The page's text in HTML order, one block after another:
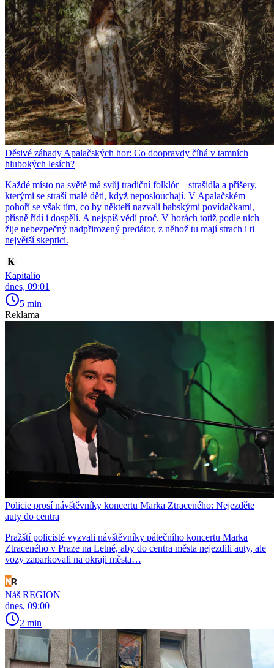
Děsivé záhady Apalačských hor: Co doopravdy číhá v tamních
hlubokých lesích?
Každé místo na světě má svůj tradiční folklór – strašidla a příšery,
kterými se straší malé děti, když neposlouchají. V Apalačském
pohoří se však tím, co by někteří nazvali babskými povídačkami,
přísně řídí i dospělí. A nejspíš vědí proč. V horách totiž podle nich
žije nebezpečný nadpřirozený predátor, z něhož tu mají strach i ti
největší skeptici.
Kapitalio
dnes, 09:01
5 min
Reklama
Policie prosí návštěvníky koncertu Marka Ztraceného: Nejezděte
auty do centra
Pražští policisté vyzvali návštěvníky pátečního koncertu Marka
Ztraceného v Praze na Letné, aby do centra města nejezdili auty, ale
vozy zaparkovali na okraji města…
Náš REGION
dnes, 09:00
2 min